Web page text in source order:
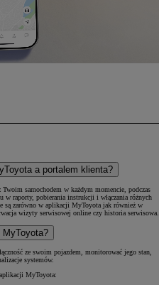
a portalem klienta?
samochodem w każdym momencie, podczas
w raporty, pobierania instrukcji i włączania różnych
są zarówno w aplikacji MyToyota jak również w
wizyty serwisowej online czy historia serwisowa.
ze swoim pojazdem, monitorować jego stan,
systemów.
MyToyota: